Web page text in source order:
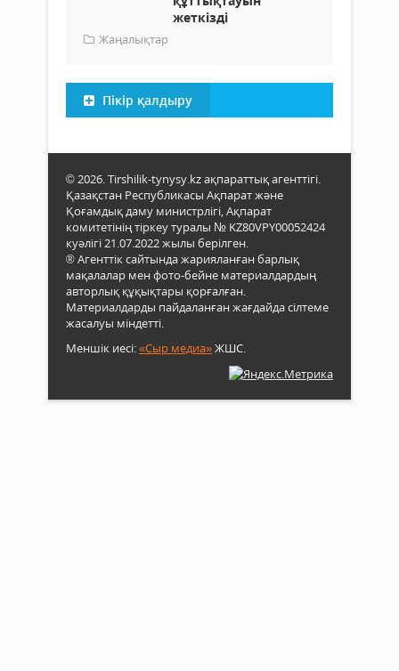
жеткізді
Жаңалықтар
Пікір қалдыру
© 2026. Tirshilik-tynysy.kz ақпараттық агенттігі.
Қазақстан Республикасы Ақпарат және
Қоғамдық даму министрлігі, Ақпарат
комитетінің тіркеу туралы № KZ80VPY00052424
куәлігі 21.07.2022 жылы берілген.
® Агенттік сайтында жарияланған барлық
мақалалар мен фото-бейне материалдардың
авторлық құқықтары қорғалған.
Материалдарды пайдаланған жағдайда сілтеме
жасалуы міндетті.
Меншік иесі:«Сыр медиа»ЖШС.